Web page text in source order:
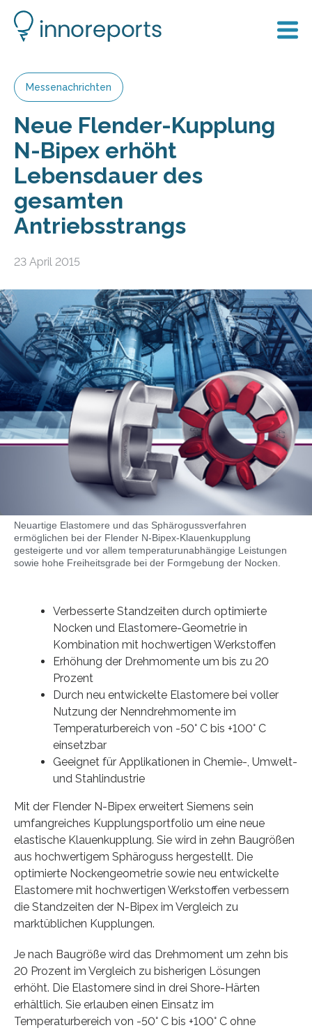
Messenachrichten
Neue Flender-Kupplung
N-Bipex erhöht
Lebensdauer des
gesamten
Antriebsstrangs
23 April 2015
Neuartige Elastomere und das Sphärogussverfahren
ermöglichen bei der Flender N-Bipex-Klauenkupplung
gesteigerte und vor allem temperaturunabhängige Leistungen
sowie hohe Freiheitsgrade bei der Formgebung der Nocken.
Verbesserte Standzeiten durch optimierte
Nocken und Elastomere-Geometrie in
Kombination mit hochwertigen Werkstoffen
Erhöhung der Drehmomente um bis zu 20
Prozent
Durch neu entwickelte Elastomere bei voller
Nutzung der Nenndrehmomente im
Temperaturbereich von -50° C bis +100° C
einsetzbar
Geeignet für Applikationen in Chemie-, Umwelt-
und Stahlindustrie
Mit der Flender N-Bipex erweitert Siemens sein
umfangreiches Kupplungsportfolio um eine neue
elastische Klauenkupplung. Sie wird in zehn Baugrößen
aus hochwertigem Sphäroguss hergestellt. Die
optimierte Nockengeometrie sowie neu entwickelte
Elastomere mit hochwertigen Werkstoffen verbessern
die Standzeiten der N-Bipex im Vergleich zu
marktüblichen Kupplungen.
Je nach Baugröße wird das Drehmoment um zehn bis
20 Prozent im Vergleich zu bisherigen Lösungen
erhöht. Die Elastomere sind in drei Shore-Härten
erhältlich. Sie erlauben einen Einsatz im
Temperaturbereich von -50° C bis +100° C ohne